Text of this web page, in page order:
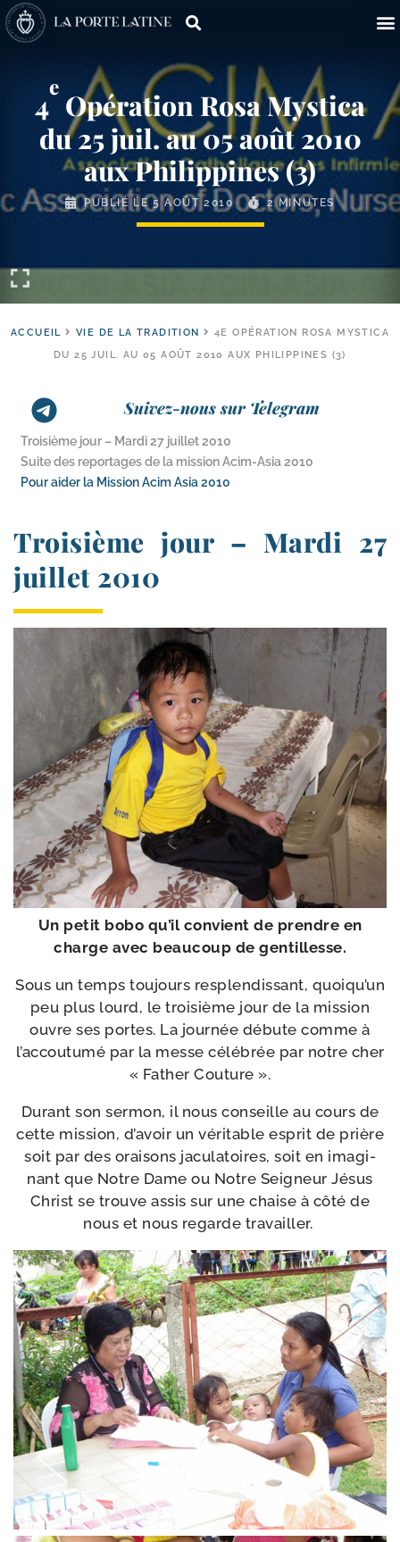
4
e
Opération Rosa Mystica
du 25 juil. au 05 août 2010
aux Philippines (3)
PUBLIÉ LE5 AOÛT 2010 2 MINUTES
ACCUEIL VIE DE LA TRADITION
4E OPÉRATION ROSA MYSTICA
DU 25 JUIL. AU 05 AOÛT 2010 AUX PHILIPPINES (3)
Suivez-nous sur Telegram
Troisième jour – Mardi 27 juillet 2010
Suite des reportages de la mission Acim-​Asia 2010
Pour aider la Mission Acim Asia 2010
Troisième jour – Mardi 27
juillet 2010
Un petit bobo qu’il convient de prendre en
charge avec beau­coup de gentillesse.
Sous un temps tou­jours res­plen­dis­sant, quoiqu’un
peu plus lourd, le troi­sième jour de la mis­sion
ouvre ses portes. La jour­née débute comme à
l’accoutumé par la messe célé­brée par notre cher
« Father Couture ».
Durant son ser­mon, il nous conseille au cours de
cette mis­sion, d’avoir un véri­table esprit de prière
soit par des orai­sons jacu­la­toires, soit en ima­gi­
nant que Notre Dame ou Notre Seigneur Jésus
Christ se trouve assis sur une chaise à côté de
nous et nous regarde travailler.